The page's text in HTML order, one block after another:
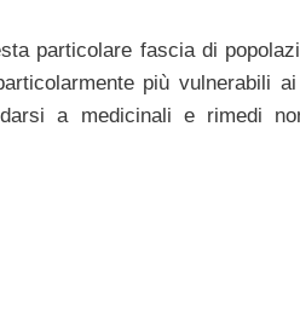
particolare fascia di
più vulnerabili
a medicinali e rimedi